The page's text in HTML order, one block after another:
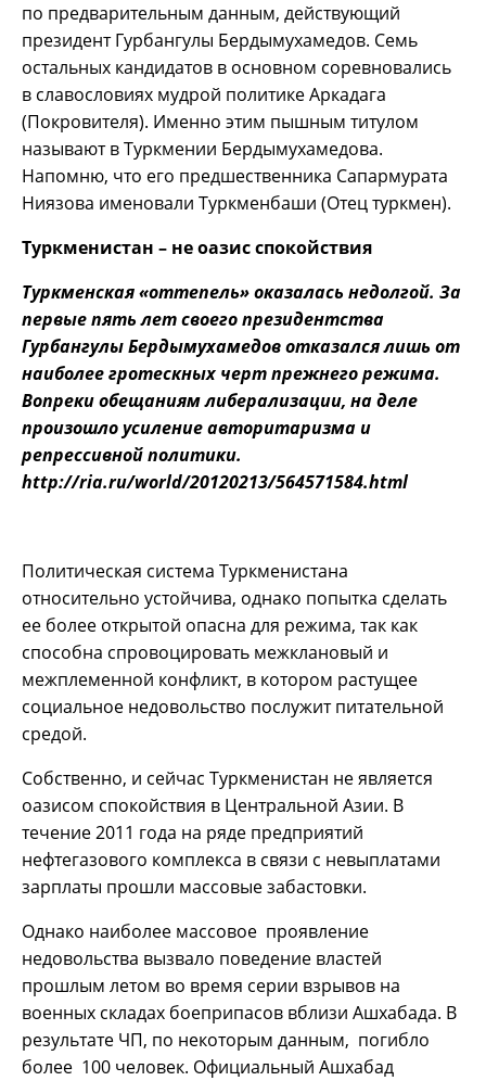
по предварительным данным, действующий
президент Гурбангулы Бердымухамедов. Семь
остальных кандидатов в основном соревновались
в славословиях мудрой политике Аркадага
(Покровителя). Именно этим пышным титулом
называют в Туркмении Бердымухамедова.
Напомню, что его предшественника Сапармурата
Ниязова именовали Туркменбаши (Отец туркмен).
Туркменистан – не оазис спокойствия
Туркменская «оттепель» оказалась недолгой. За
первые пять лет своего президентства
Гурбангулы Бердымухамедов отказался лишь от
наиболее гротескных черт прежнего режима.
Вопреки обещаниям либерализации, на деле
произошло усиление авторитаризма и
репрессивной политики.
http://ria.ru/world/20120213/564571584.html
Политическая система Туркменистана
относительно устойчива, однако попытка сделать
ее более открытой опасна для режима, так как
способна спровоцировать межклановый и
межплеменной конфликт, в котором растущее
социальное недовольство послужит питательной
средой.
Собственно, и сейчас Туркменистан не является
оазисом спокойствия в Центральной Азии. В
течение 2011 года на ряде предприятий
нефтегазового комплекса в связи с невыплатами
зарплаты прошли массовые забастовки.
Однако наиболее массовое проявление
недовольства вызвало поведение властей
прошлым летом во время серии взрывов на
военных складах боеприпасов вблизи Ашхабада. В
результате ЧП, по некоторым данным, погибло
более 100 человек. Официальный Ашхабад